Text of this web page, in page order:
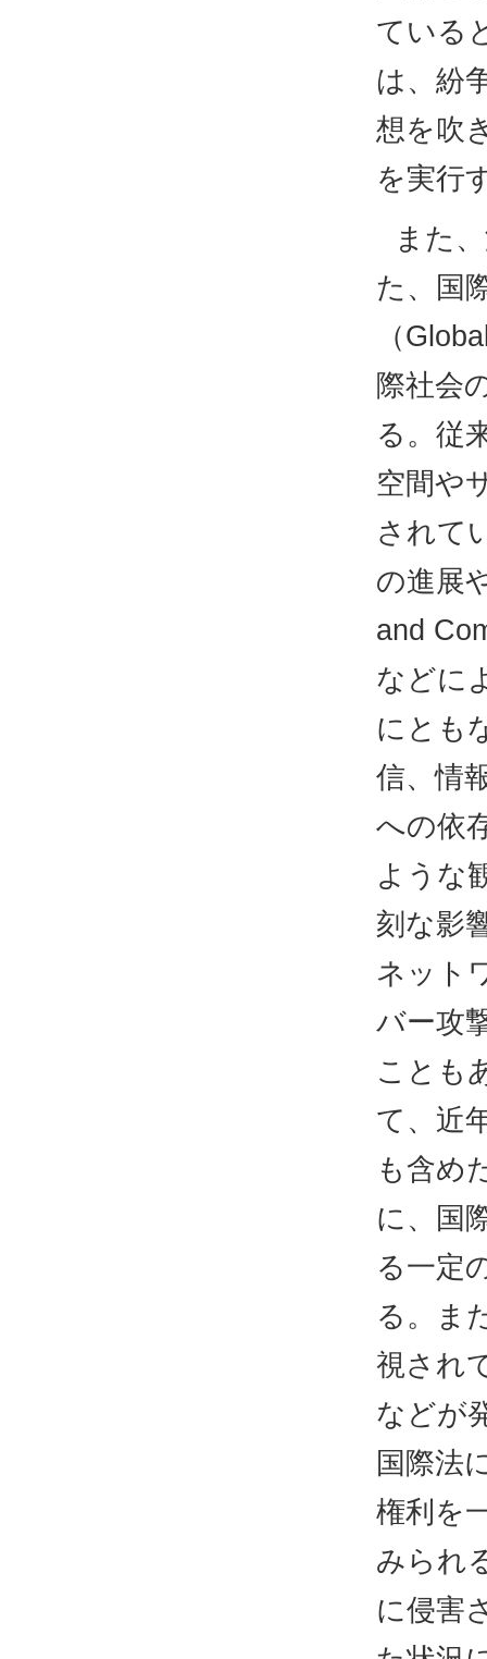
ている
は、紛
想を吹
を実行
また
た、国
（
際社会
る。従
空間や
されて
の進展
and
などに
にとも
信、情
への依
ような
刻な影
ネット
バー攻
ことも
て、近
も含め
に、国
る一定
る。ま
視され
などが
国際法
権利を
みられ
に侵害